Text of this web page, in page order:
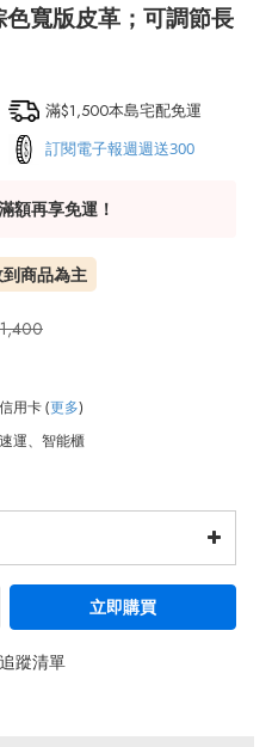
寬版皮革；可調節長
滿$1,500本島宅配免運
訂閱電子報週週送300
額再享免運！
商品為主
用卡(更多)
運、智能櫃
立即購買
蹤清單